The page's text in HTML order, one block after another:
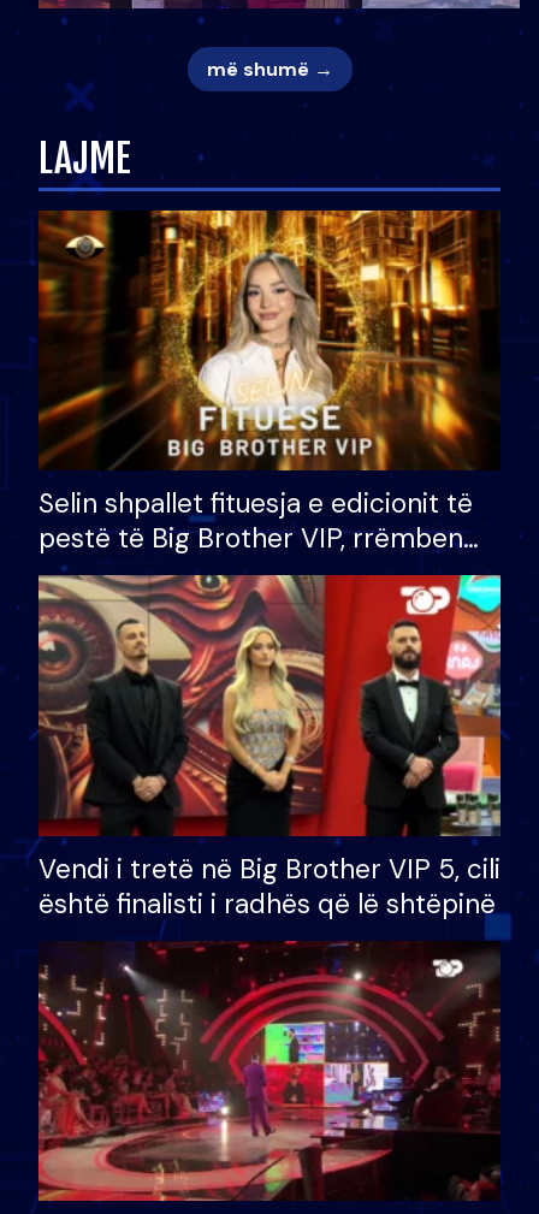
më shumë →
LAJME
Selin shpallet fituesja e edicionit të
pestë të Big Brother VIP, rrëmben
çmimin e madh prej 100 mijë eurosh
Vendi i tretë në Big Brother VIP 5, cili
është finalisti i radhës që lë shtëpinë